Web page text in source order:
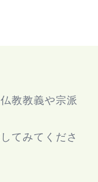
教教義や宗派
てみてくださ